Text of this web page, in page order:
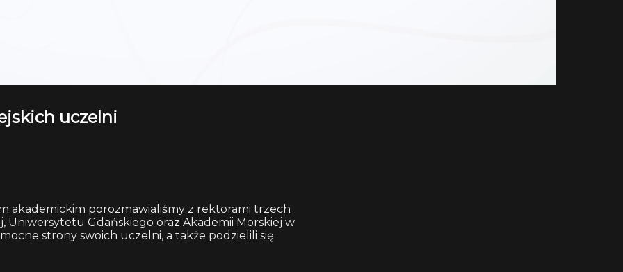
uczelni
akademickim porozmawialiśmy z rektorami trzech
Uniwersytetu Gdańskiego oraz Akademii Morskiej w
strony swoich uczelni, a także podzielili się